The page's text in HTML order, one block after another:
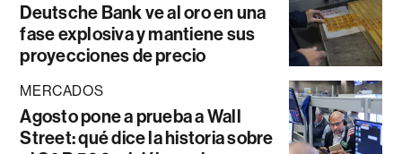
Deutsche Bank ve al oro en una
fase explosiva y mantiene sus
proyecciones de precio
MERCADOS
Agosto pone a prueba a Wall
Street: qué dice la historia sobre